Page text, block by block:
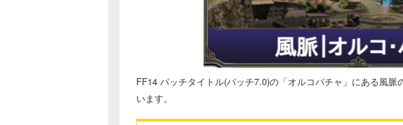
FF14 パッチタイトル(パッチ7.0)の「オルコパチャ」にある風
います。